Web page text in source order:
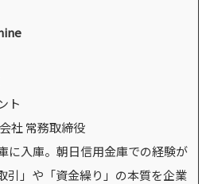
ト
社 常務取締役
に入庫。朝日信用金庫での経験が
引」や「資金繰り」の本質を企業